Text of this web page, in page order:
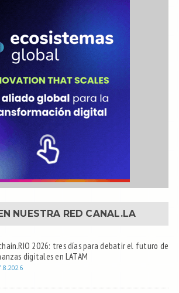
NUESTRA RED CANAL.LA
2026: tres días para debatir el futuro de
digitales en LATAM